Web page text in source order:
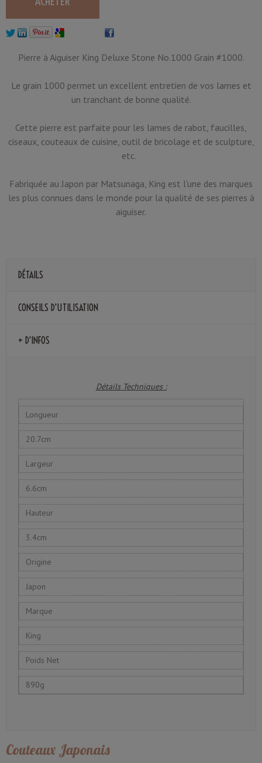
Pierre à Aiguiser King Deluxe Stone No.1000 Grain #1000.
Le grain 1000 permet un excellent entretien de vos lames et
un tranchant de bonne qualité.
Cette pierre est parfaite pour les lames de rabot, faucilles,
ciseaux, couteaux de cuisine, outil de bricolage et de sculpture,
etc.
Fabriquée au Japon par Matsunaga, King est l'une des marques
les plus connues dans le monde pour la qualité de ses pierres à
aiguiser.
DÉTAILS
CONSEILS D'UTILISATION
+ D'INFOS
Détails Techniques :
Longueur
20.7cm
Largeur
6.6cm
Hauteur
3.4cm
Origine
Japon
Marque
King
Poids Net
890g
Couteaux Japonais